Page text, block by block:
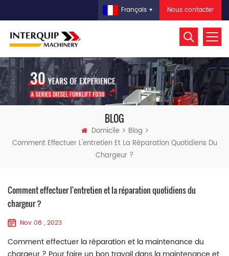
Nous contacter
Français
BLOG
Domicile
Blog
Comment Effectuer L'entretien Et La Réparation Quotidiens Du
Chargeur ?
Comment effectuer l'entretien et la réparation quotidiens du
chargeur ?
Nov 08 , 2023
Comment effectuer la réparation et la maintenance du